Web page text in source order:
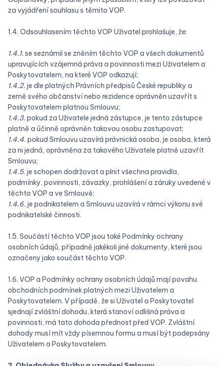
za vyjádření souhlasu s těmito VOP.
1.4. Odsouhlasením těchto VOP Uživatel prohlašuje, že:
1.4.1. se seznámil se zněním těchto VOP a všech dokumentů
upravujících vzájemná práva a povinnosti mezi Uživatelem a
Poskytovatelem, na které VOP odkazují;
1.4.2. je dle platných Právních předpisů České republiky a
země svého občanství nebo rezidence oprávněn uzavřít s
Poskytovatelem platnou Smlouvu;
1.4.3. pokud za Uživatele jedná zástupce, je tento zástupce
platně a účinně oprávněn takovou osobu zastupovat;
1.4.4. pokud Smlouvu uzavírá právnická osoba, je osoba, která
za ni jedná, oprávněna za takového Uživatele platně uzavřít
Smlouvu;
1.4.5. je schopen dodržovat a plnit všechna pravidla,
podmínky, povinnosti, závazky, prohlášení a záruky uvedené v
těchto VOP a ve Smlouvě;
1.4.6. je podnikatelem a Smlouvu uzavírá v rámci výkonu své
podnikatelské činnosti.
1.5. Součástí těchto VOP jsou také Podmínky ochrany
osobních údajů, případně jakékoli jiné dokumenty, které jsou
označeny jako součást těchto VOP.
1.6. VOP a Podmínky ochrany osobních údajů mají povahu
obchodních podmínek platných mezi Uživatelem a
Poskytovatelem. V případě, že si Uživatel a Poskytovatel
sjednají zvláštní dohodu, která stanoví odlišná práva a
povinnosti, má tato dohoda přednost před VOP. Zvláštní
dohody musí mít vždy písemnou formu a musí být podepsány
Uživatelem a Poskytovatelem.